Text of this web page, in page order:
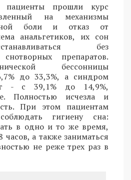
пациенты прошли курс
на механизмы
боли и отказ от
анальгетиков, их сон
без
препаратов.
бессонницы
до 33,3%, а синдром
- с 39,1% до 14,9%,
Полностью исчезла и
При этом пациентам
гигиену сна:
в одно и то же время,
часов, а также заниматься
не реже трех раз в